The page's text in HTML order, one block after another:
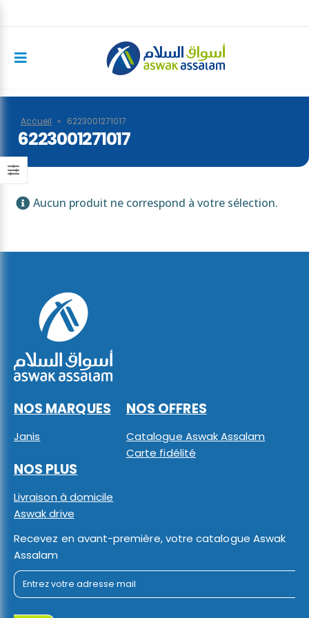
Accueil » 6223001271017
6223001271017
Aucun produit ne correspond à votre sélection.
NOS MARQUES
Janis
NOS OFFRES
Catalogue Aswak Assalam
Carte fidélité
NOS PLUS
Livraison à domicile
Aswak drive
Recevez en avant-première, votre catalogue Aswak
Assalam